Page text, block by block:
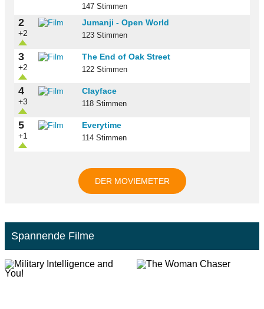
147 Stimmen
2
+2
Jumanji - Open World
123 Stimmen
3
+2
The End of Oak Street
122 Stimmen
4
+3
Clayface
118 Stimmen
5
+1
Everytime
114 Stimmen
DER MOVIEMETER
Spannende Filme